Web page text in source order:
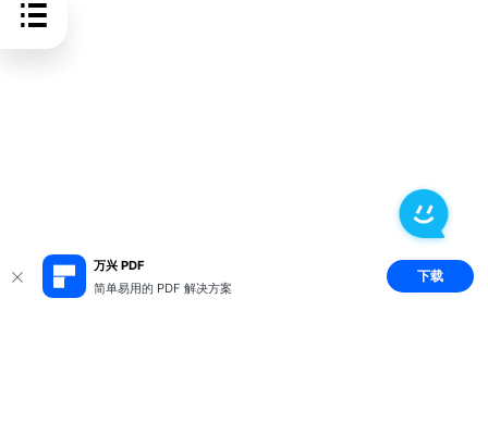
万兴 PDF
简单易用的 PDF 解决方案
下载